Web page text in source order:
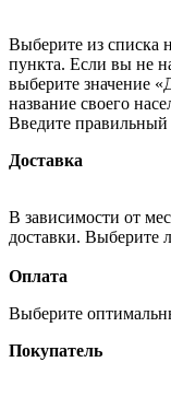
Выберите из списка
пункта. Если вы не
выберите значение
название своего
Введите правильный
Доставка
В зависимости от
доставки. Выберите
Оплата
Выберите
Покупатель